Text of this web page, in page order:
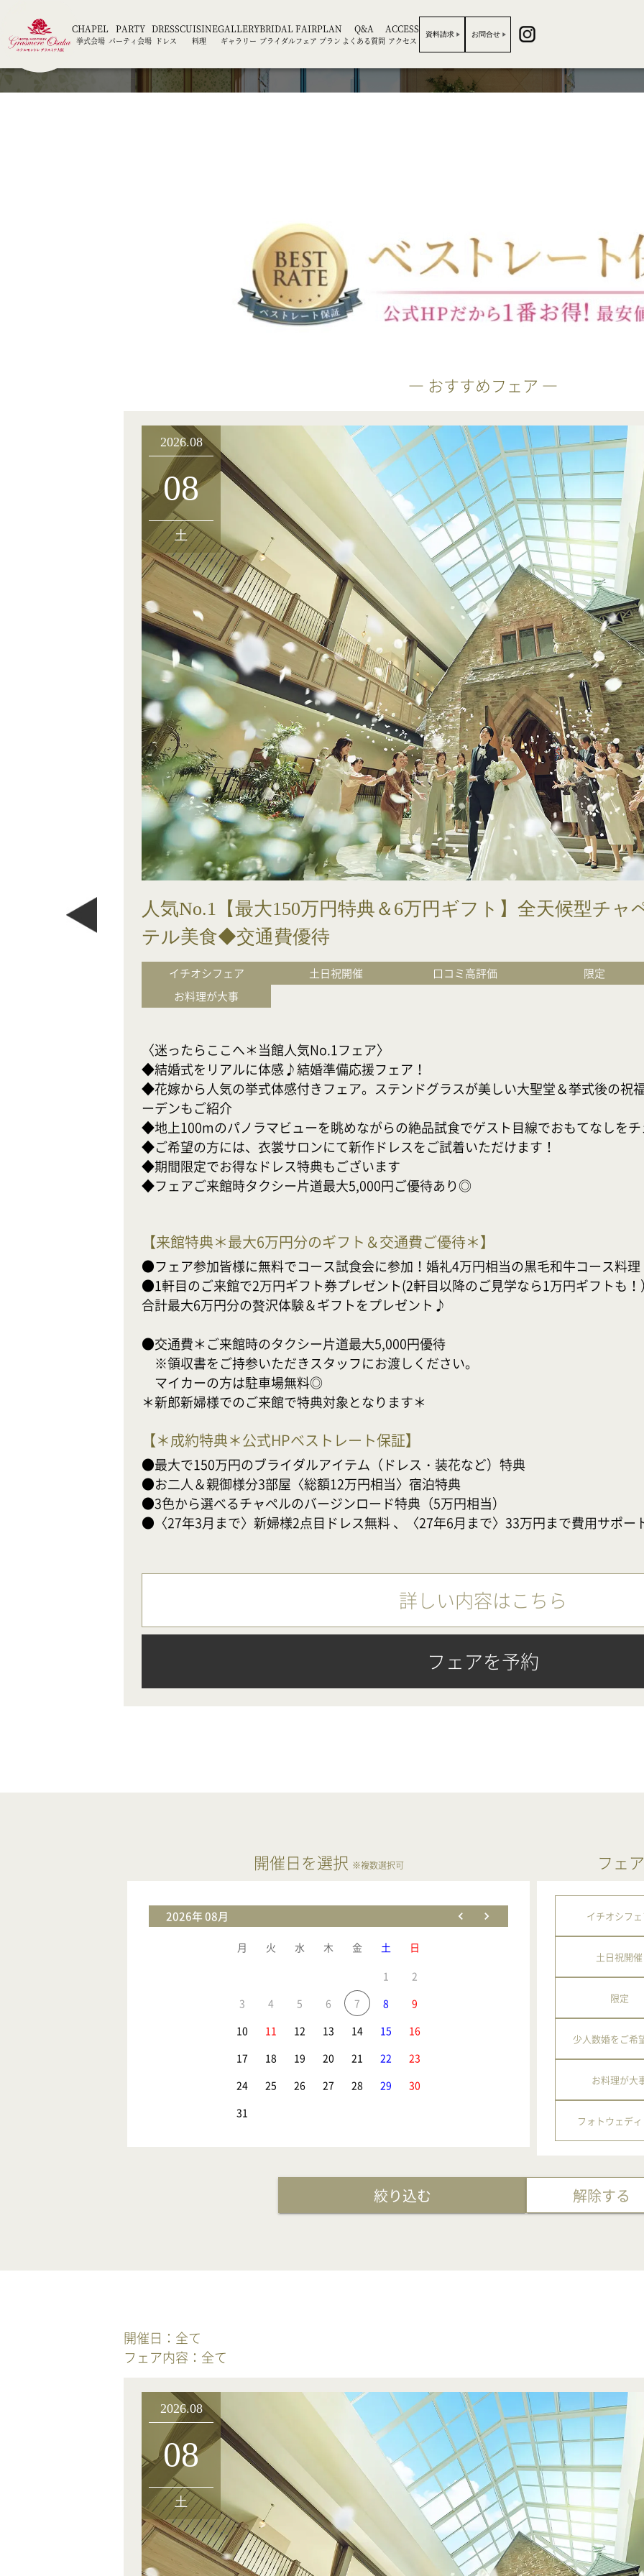
CHAPEL
挙式会場
PARTY
パーティ会場
DRESS
ドレス
CUISINE
料理
GALLERY
ギャラリー
BRIDAL FAIR
ブライダルフェア
PLAN
プラン
Q&A
よくある質問
ACCESS
アクセス
資料請求 お問合せ
― おすすめフェア ―
2026.08
08
土
人気No.1【最大150万円特典＆6万円ギフト】全天候型チャ
テル美食◆交通費優待
イチオシフェア 土日祝開催 口コミ高評価 限定
お料理が大事
〈迷ったらここへ＊当館人気No.1フェア〉
◆結婚式をリアルに体感♪結婚準備応援フェア！
◆花嫁から人気の挙式体感付きフェア。ステンドグラスが美しい大聖堂＆挙式後の祝
ーデンもご紹介
◆地上100mのパノラマビューを眺めながらの絶品試食でゲスト目線でおもてなしをチ
◆ご希望の方には、衣裳サロンにて新作ドレスをご試着いただけます！
◆期間限定でお得なドレス特典もございます
◆フェアご来館時タクシー片道最大5,000円ご優待あり◎
【来館特典＊最大6万円分のギフト＆交通費ご優待＊】
●フェア参加皆様に無料でコース試食会に参加！婚礼4万円相当の黒毛和牛コース料理
●1軒目のご来館で2万円ギフト券プレゼント(2軒目以降のご見学なら1万円ギフトも！）
合計最大6万円分の贅沢体験＆ギフトをプレゼント♪
●交通費＊ご来館時のタクシー片道最大5,000円優待
※領収書をご持参いただきスタッフにお渡しください。
マイカーの方は駐車場無料◎
＊新郎新婦様でのご来館で特典対象となります＊
【＊成約特典＊公式HPベストレート保証】
●最大で150万円のブライダルアイテム（ドレス・装花など）特典
●お二人＆親御様分3部屋〈総額12万円相当〉宿泊特典
●3色から選べるチャペルのバージンロード特典（5万円相当）
●〈27年3月まで〉新婦様2点目ドレス無料 、〈27年6月まで〉33万円まで費用サポー
詳しい内容はこちら
フェアを予約
開催日を選択 ※複数選択可
2026年 08月
月 火 水 木 金 土
日
1
2
3
4 5 6 7 8
9
10
11 12 13 14 15
16
17
18 19 20 21 22
23
24
25 26 27 28 29
30
31
フェ
イチオシフ
土日祝開催
限定
少人数婚をご希
お料理が大
フォトウェデ
絞り込む 解除する
開催日： 全て
フェア内容： 全て
2026.08
08
土